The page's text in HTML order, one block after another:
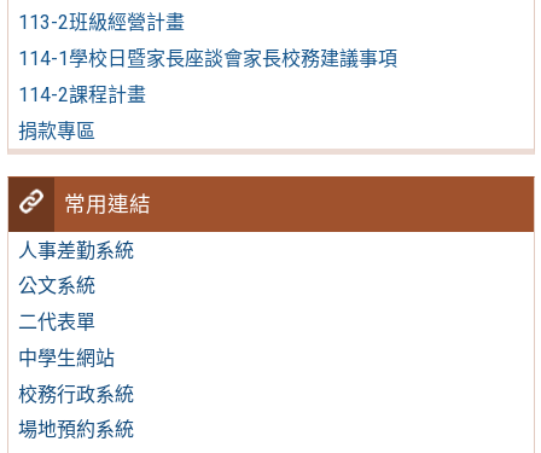
113-2班級經營計畫
114-1學校日暨家長座談會家長校務建議事項
114-2課程計畫
捐款專區
常用連結
人事差勤系統
公文系統
二代表單
中學生網站
校務行政系統
場地預約系統